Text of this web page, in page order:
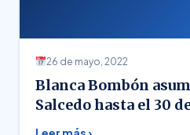
26 de mayo, 2022
Blanca Bombón
Salcedo hasta el 30